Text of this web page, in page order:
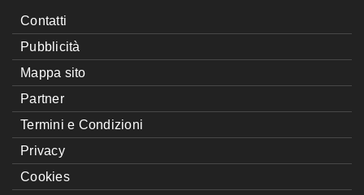
Contatti
Pubblicità
Mappa sito
Partner
Termini e Condizioni
Privacy
Cookies